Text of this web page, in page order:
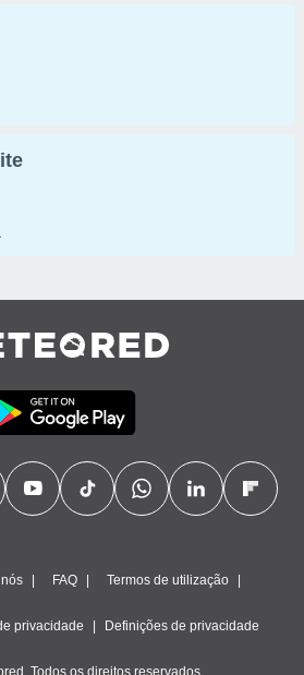
FAQ Termos de utilização
privacidade Definições de privacidade
Todos os direitos reservados